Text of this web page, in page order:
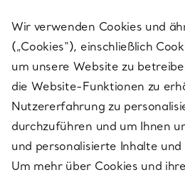
SERVICES
ÜBER TIFFANY & CO.
RECHTLICHE HINWEISE
Wir verwenden Cookies und
(„Cookies“), einschließlich
um unsere Website zu
die Website-Funktionen zu
Nutzererfahrung zu
durchzuführen und um Ihnen
und personalisierte Inhalte
Um mehr über Cookies und